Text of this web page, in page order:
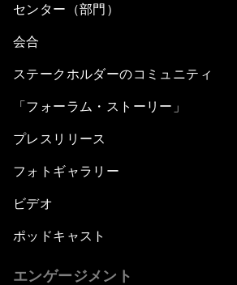
センター（部門）
会合
ステークホルダーのコミュニティ
「フォーラム・ストーリー」
プレスリリース
フォトギャラリー
ビデオ
ポッドキャスト
エンゲージメント